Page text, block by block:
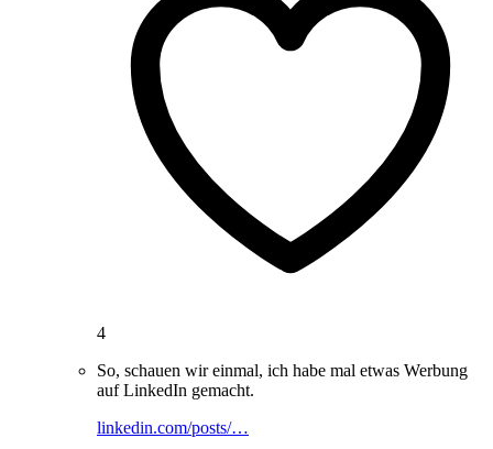
4
So, schauen wir einmal, ich habe mal etwas Werbung
auf LinkedIn gemacht.
linkedin.com/posts/…